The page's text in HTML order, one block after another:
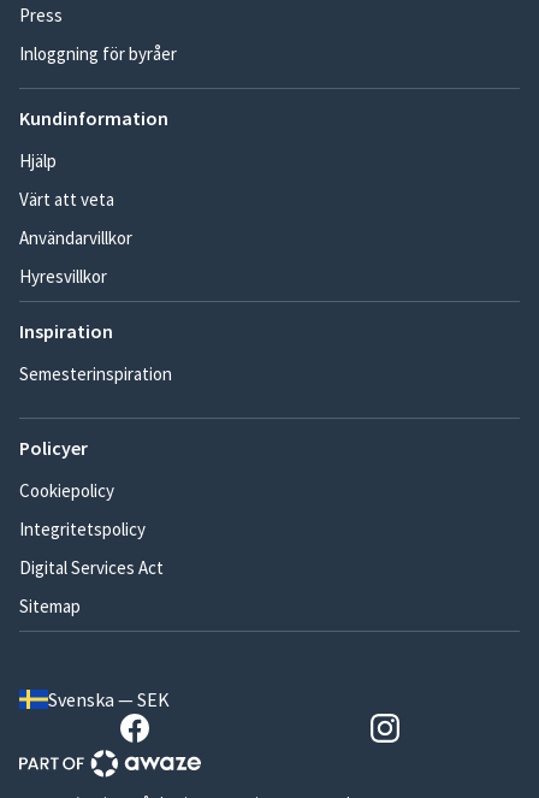
Press
Inloggning för byråer
Kundinformation
Hjälp
Värt att veta
Användarvillkor
Hyresvillkor
Inspiration
Semesterinspiration
Policyer
Cookiepolicy
Integritetspolicy
Digital Services Act
Sitemap
Svenska — SEK